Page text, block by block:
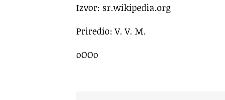
Izvor: sr.wikipedia.org
Priredio: V. V. M.
oOOo